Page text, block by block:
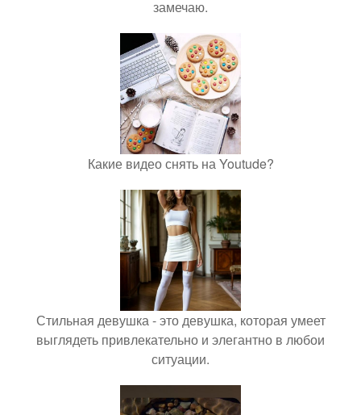
замечаю.
Какие видео снять на Youtude?
Стильная девушка - это девушка, которая умеет
выглядеть привлекательно и элегантно в любои
ситуации.